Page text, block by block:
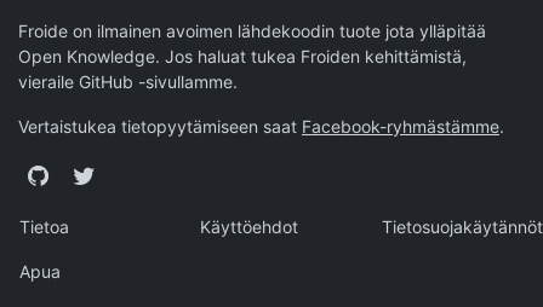
Froide on ilmainen avoimen lähdekoodin tuote jota ylläpitää
Open Knowledge. Jos haluat tukea Froiden kehittämistä,
vieraile GitHub -sivullamme.
Vertaistukea tietopyytämiseen saat Facebook-ryhmästämme.
GitHubTwitter
Tietoa Käyttöehdot Tietosuojakäytännöt
Apua